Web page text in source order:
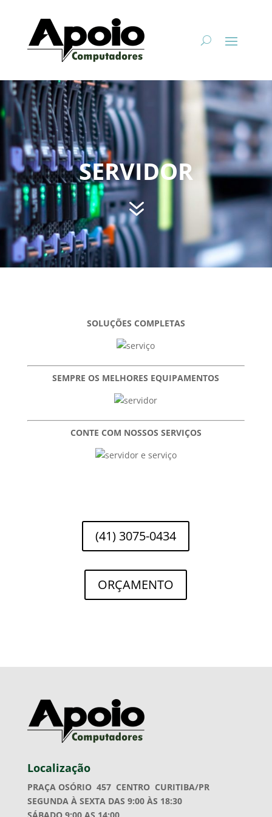
SERVIDOR
7
SOLUÇÕES COMPLETAS
SEMPRE OS MELHORES EQUIPAMENTOS
CONTE COM NOSSOS SERVIÇOS
(41) 3075-0434
ORÇAMENTO
Localização
PRAÇA OSÓRIO 457 CENTRO CURITIBA/PR
SEGUNDA À SEXTA DAS 9:00 ÀS 18:30